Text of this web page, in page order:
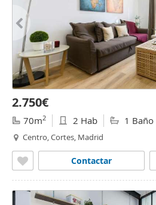
2.750€
70m2 2 Hab 1 Baño
Centro, Cortes, Madrid
Contactar